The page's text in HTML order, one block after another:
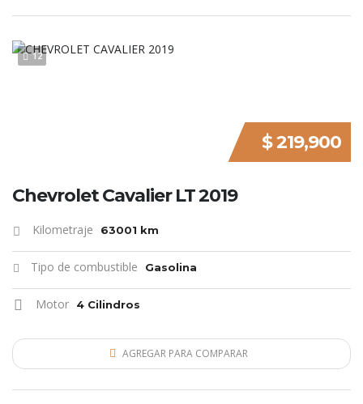
12
$ 219,900
Chevrolet Cavalier LT 2019
Kilometraje 63001 km
Tipo de combustible Gasolina
Motor 4 Cilindros
AGREGAR PARA COMPARAR